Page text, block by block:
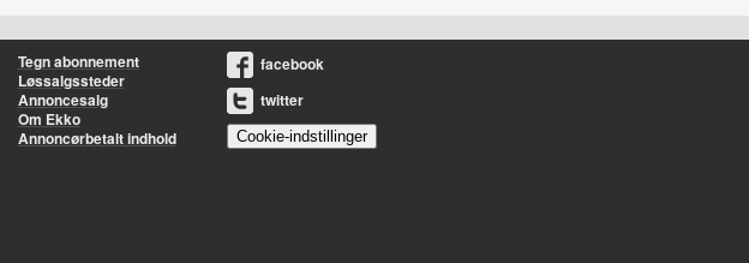
Tegn abonnement
Løssalgssteder
Annoncesalg
Om Ekko
Annoncørbetalt indhold
facebook
twitter
Cookie-indstillinger